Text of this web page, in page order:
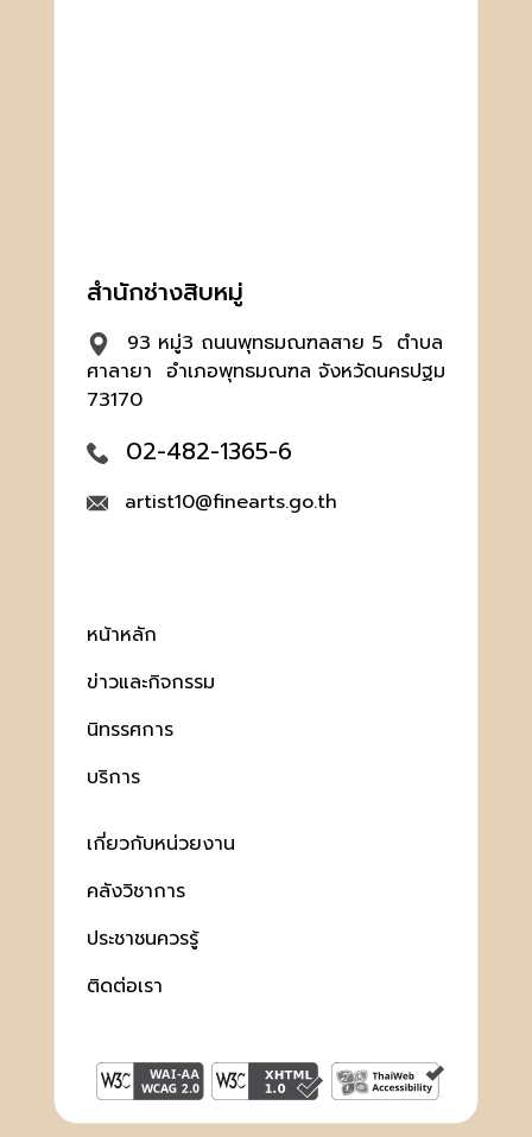
สำนักช่างสิบหมู่
93 หมู่3 ถนนพุทธมณฑลสาย 5 ตำบล
ศาลายา อำเภอพุทธมณฑล จังหวัดนครปฐม
73170
02-482-1365-6
artist10@finearts.go.th
หน้าหลัก
ข่าวและกิจกรรม
นิทรรศการ
บริการ
เกี่ยวกับหน่วยงาน
คลังวิชาการ
ประชาชนควรรู้
ติดต่อเรา